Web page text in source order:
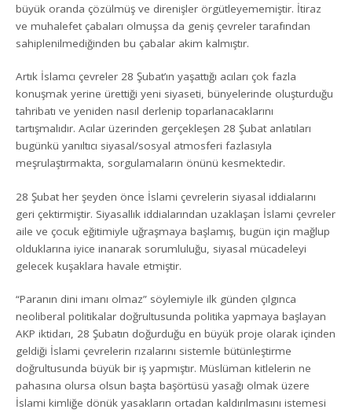
büyük oranda çözülmüş ve direnişler örgütleyememiştir. İtiraz
ve muhalefet çabaları olmuşsa da geniş çevreler tarafından
sahiplenilmediğinden bu çabalar akim kalmıştır.
Artık İslamcı çevreler 28 Şubat’ın yaşattığı acıları çok fazla
konuşmak yerine ürettiği yeni siyaseti, bünyelerinde oluşturduğu
tahribatı ve yeniden nasıl derlenip toparlanacaklarını
tartışmalıdır. Acılar üzerinden gerçekleşen 28 Şubat anlatıları
bugünkü yanıltıcı siyasal/sosyal atmosferi fazlasıyla
meşrulaştırmakta, sorgulamaların önünü kesmektedir.
28 Şubat her şeyden önce İslami çevrelerin siyasal iddialarını
geri çektirmiştir. Siyasallık iddialarından uzaklaşan İslami çevreler
aile ve çocuk eğitimiyle uğraşmaya başlamış, bugün için mağlup
olduklarına iyice inanarak sorumluluğu, siyasal mücadeleyi
gelecek kuşaklara havale etmiştir.
“Paranın dini imanı olmaz” söylemiyle ilk günden çılgınca
neoliberal politikalar doğrultusunda politika yapmaya başlayan
AKP iktidarı, 28 Şubatın doğurduğu en büyük proje olarak içinden
geldiği İslami çevrelerin rızalarını sistemle bütünleştirme
doğrultusunda büyük bir iş yapmıştır. Müslüman kitlelerin ne
pahasına olursa olsun başta başörtüsü yasağı olmak üzere
İslami kimliğe dönük yasakların ortadan kaldırılmasını istemesi